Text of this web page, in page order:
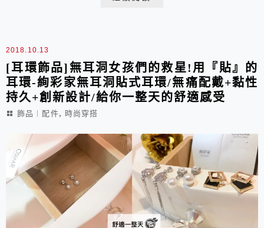
2018.10.13
[耳環飾品]無耳洞女孩們的救星!用『貼』的
耳環-絢彩家無耳洞貼式耳環/無痛配戴+黏性
持久+創新設計/給你一整天的舒適感受
飾品︱配件, 時尚穿搭